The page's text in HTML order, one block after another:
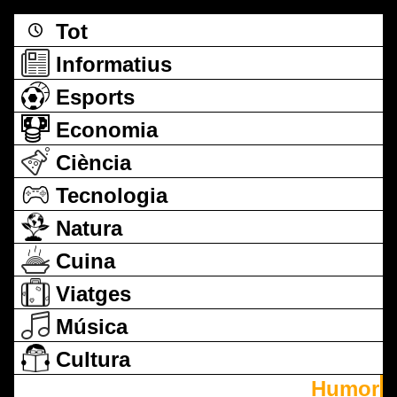
Tot
Informatius
Esports
Economia
Ciència
Tecnologia
Natura
Cuina
Viatges
Música
Cultura
Humor